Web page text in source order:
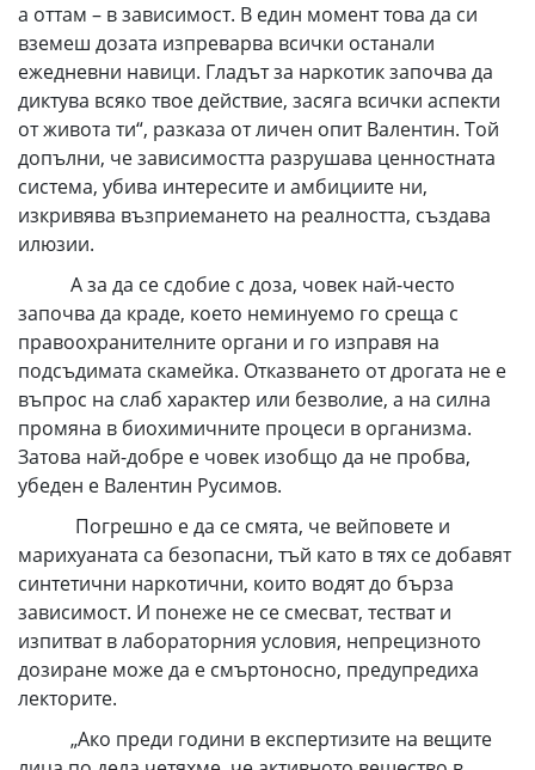
а оттам – в зависимост. В един момент това да си
вземеш дозата изпреварва всички останали
ежедневни навици. Гладът за наркотик започва да
диктува всяко твое действие, засяга всички аспекти
от живота ти“, разказа от личен опит Валентин. Той
допълни, че зависимостта разрушава ценностната
система, убива интересите и амбициите ни,
изкривява възприемането на реалността, създава
илюзии.
А за да се сдобие с доза, човек най-често
започва да краде, което неминуемо го среща с
правоохранителните органи и го изправя на
подсъдимата скамейка. Отказването от дрогата не е
въпрос на слаб характер или безволие, а на силна
промяна в биохимичните процеси в организма.
Затова най-добре е човек изобщо да не пробва,
убеден е Валентин Русимов.
Погрешно е да се смята, че вейповете и
марихуаната са безопасни, тъй като в тях се добавят
синтетични наркотични, които водят до бърза
зависимост. И понеже не се смесват, тестват и
изпитват в лабораторния условия, непрецизното
дозиране може да е смъртоносно, предупредиха
лекторите.
„Ако преди години в експертизите на вещите